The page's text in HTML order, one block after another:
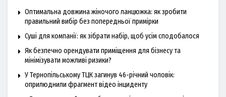
Оптимальна довжина жіночого ланцюжка: як зробити
правильний вибір без попередньої примірки
Суші для компанії: як зібрати набір, щоб усім сподобалося
Як безпечно орендувати приміщення для бізнесу та
мінімізувати можливі ризики?
У Тернопільському ТЦК загинув 46-річний чоловік:
оприлюднили фрагмент відео інциденту